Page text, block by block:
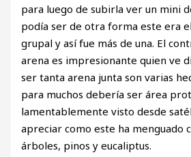
para luego de subirla ver un mini
podía ser de otra forma este era
grupal y así fue más de una. El
arena es impresionante quien ve
ser tanta arena junta son varias
para muchos debería ser área
lamentablemente visto desde
apreciar como este ha menguado
árboles, pinos y eucaliptus.